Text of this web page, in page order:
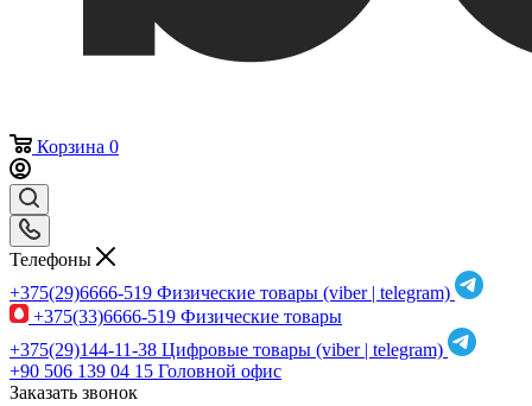
Корзина 0
Телефоны
+375(29)6666-519 Физические товары (viber | telegram)
+375(33)6666-519 Физические товары
+375(29)144-11-38 Цифровые товары (viber | telegram)
+90 506 139 04 15 Головной офис
Заказать звонок